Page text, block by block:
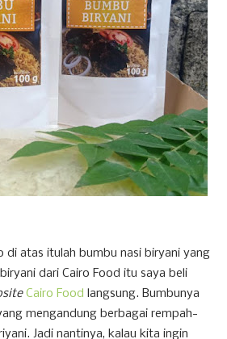
di atas itulah bumbu nasi biryani yang
dari Cairo Food itu saya beli
Cairo Food langsung. Bumbunya
mengandung berbagai rempah-
Jadi nantinya, kalau kita ingin